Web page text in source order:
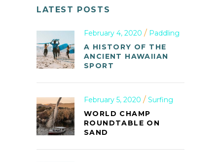
LATEST POSTS
February 4, 2020
Paddling
A HISTORY OF THE
ANCIENT HAWAIIAN
SPORT
February 5, 2020
Surfing
WORLD CHAMP
ROUNDTABLE ON
SAND